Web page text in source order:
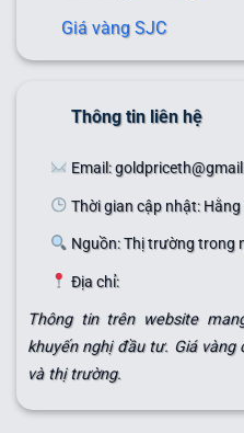
Giá vàng SJC
Thông tin liên hệ
Email:
Thời gian cập nhật:
Nguồn: Thị trường trong
Địa chỉ:
Thông tin trên website
khuyến nghị đầu tư. Giá
và thị trường.